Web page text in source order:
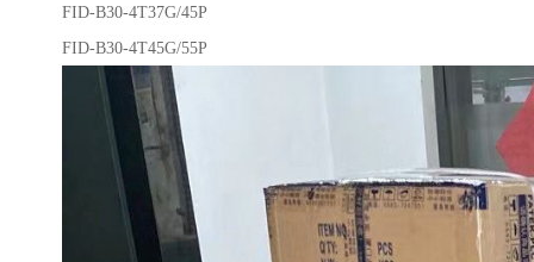
FID-B30-4T37G/45P
FID-B30-4T45G/55P